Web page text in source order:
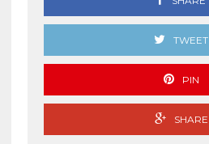
TWEET
PIN
SHARE